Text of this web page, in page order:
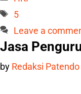
Tags
5
Leave a
Jasa
by Redaksi Patendo